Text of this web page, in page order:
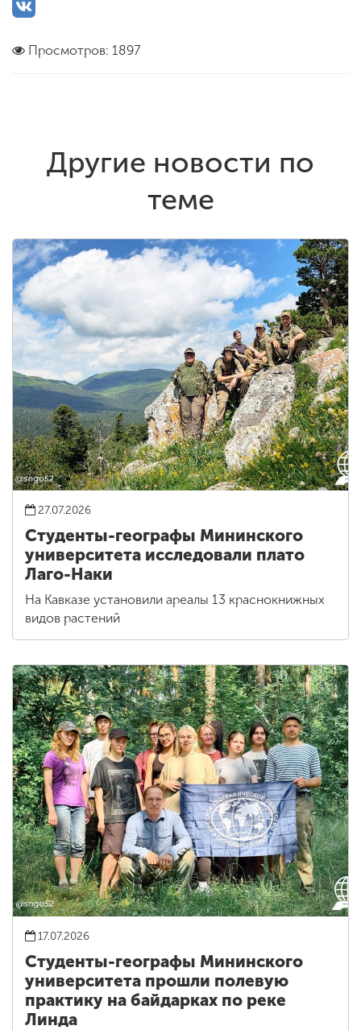
Просмотров: 1897
Другие новости по
теме
27.07.2026
Студенты-географы Мининского
университета исследовали плато
Лаго-Наки
На Кавказе установили ареалы 13 краснокнижных
видов растений
17.07.2026
Студенты-географы Мининского
университета прошли полевую
практику на байдарках по реке
Линда